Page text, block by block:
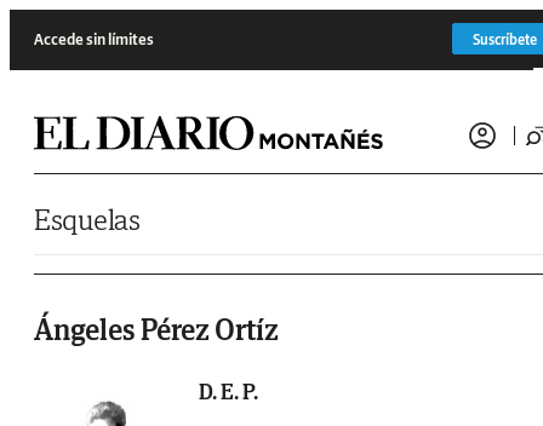
Accede sin límites Suscríbete
Esquelas
Ángeles Pérez Ortíz
D. E. P.